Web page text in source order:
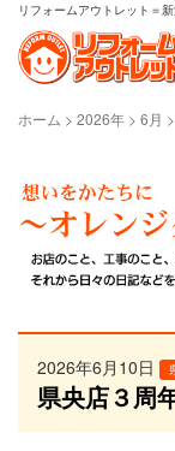
リフォームアウトレット＝
ホーム > 2026年 > 6月 >
2026年6月10日
県央店３周